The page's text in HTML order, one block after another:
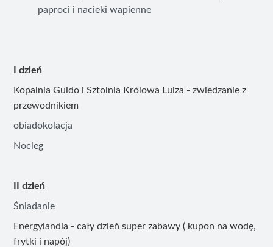
paproci i nacieki wapienne
I dzień
Kopalnia Guido i Sztolnia Królowa Luiza - zwiedzanie z
przewodnikiem
obiadokolacja
Nocleg
II dzień
Śniadanie
Energylandia - cały dzień super zabawy ( kupon na wodę,
frytki i napój)